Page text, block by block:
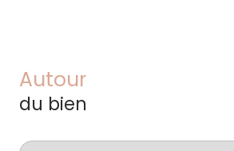
Autour
du bien